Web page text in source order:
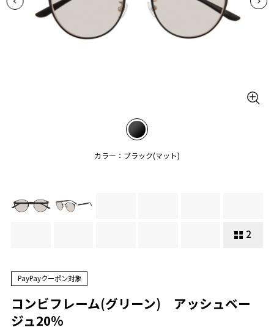
カラー：ブラック(マット)
2
PayPayクーポン対象
コンビフレーム(グリーン) アッシュベー
ジュ20％